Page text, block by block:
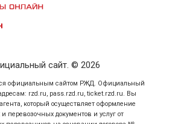
личности пассажира, на
сайт. © 2026
официальным сайтом РЖД. Официальный
rzd.ru, pass.rzd.ru, ticket.rzd.ru. Вы
который осуществляет оформление
перевозочных документов и услуг от